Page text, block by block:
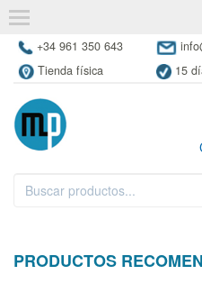
+34 961 350 643
Tienda física
15
PRODUCTOS